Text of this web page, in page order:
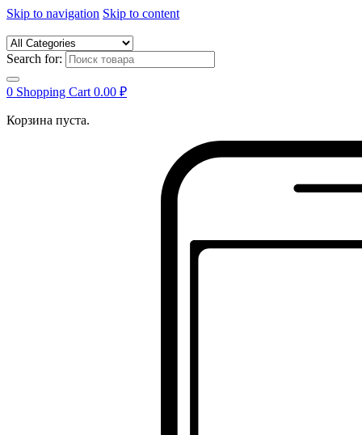
Skip to navigation Skip to content
Search for:
0 Shopping Cart 0.00 ₽
Корзина пуста.